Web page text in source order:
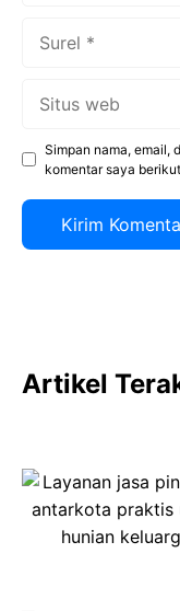
Simpan nama, email,
komentar saya
Artikel